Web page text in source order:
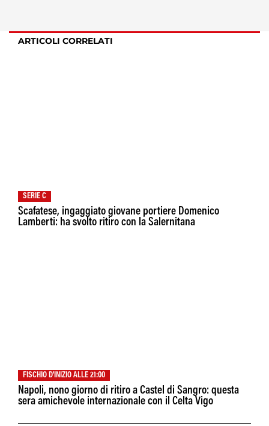
ARTICOLI CORRELATI
SERIE C
Scafatese, ingaggiato giovane portiere Domenico
Lamberti: ha svolto ritiro con la Salernitana
FISCHIO D'INIZIO ALLE 21:00
Napoli, nono giorno di ritiro a Castel di Sangro: questa
sera amichevole internazionale con il Celta Vigo